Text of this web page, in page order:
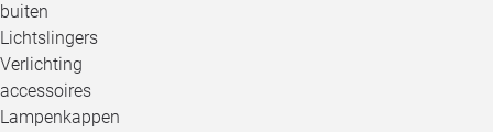
buiten
Lichtslingers
Verlichting
accessoires
Lampenkappen